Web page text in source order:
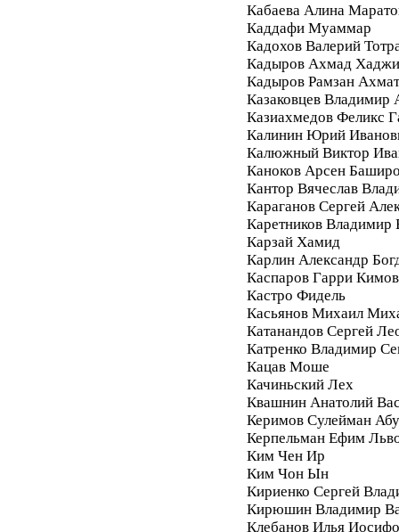
Кабаева Алина
Каддафи Муаммар
Кадохов Валерий
Кадыров Ахмад Хаджи
Кадыров Рамзан
Казаковцев Владимир
Казиахмедов Феликс
Калинин Юрий
Калюжный Виктор
Каноков Арсен
Кантор Вячеслав
Караганов Сергей
Каретников Владимир
Карзай Хамид
Карлин Александр
Каспаров Гарри
Кастро Фидель
Касьянов Михаил
Катанандов Сергей
Катренко Владимир
Кацав Моше
Качиньский Лех
Квашнин Анатолий
Керимов Сулейман
Керпельман Ефим
Ким Чен Ир
Ким Чон Ын
Кириенко Сергей
Кирюшин Владимир
Клебанов Илья